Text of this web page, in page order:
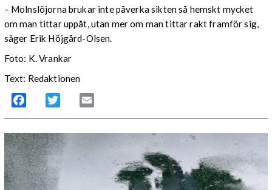
– Molnslöjorna brukar inte påverka sikten så hemskt mycket
om man tittar uppåt, utan mer om man tittar rakt framför sig,
säger Erik Höjgård-Olsen.
Foto: K. Vrankar
Text: Redaktionen
Facebook Twitter